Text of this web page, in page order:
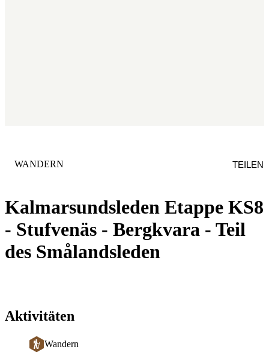
Kalmarsundsleden Etappe KS8
- Stufvenäs - Bergkvara - Teil
des Smålandsleden
KATEGORIE
WANDERN TEILEN
Aktivitäten
Wandern